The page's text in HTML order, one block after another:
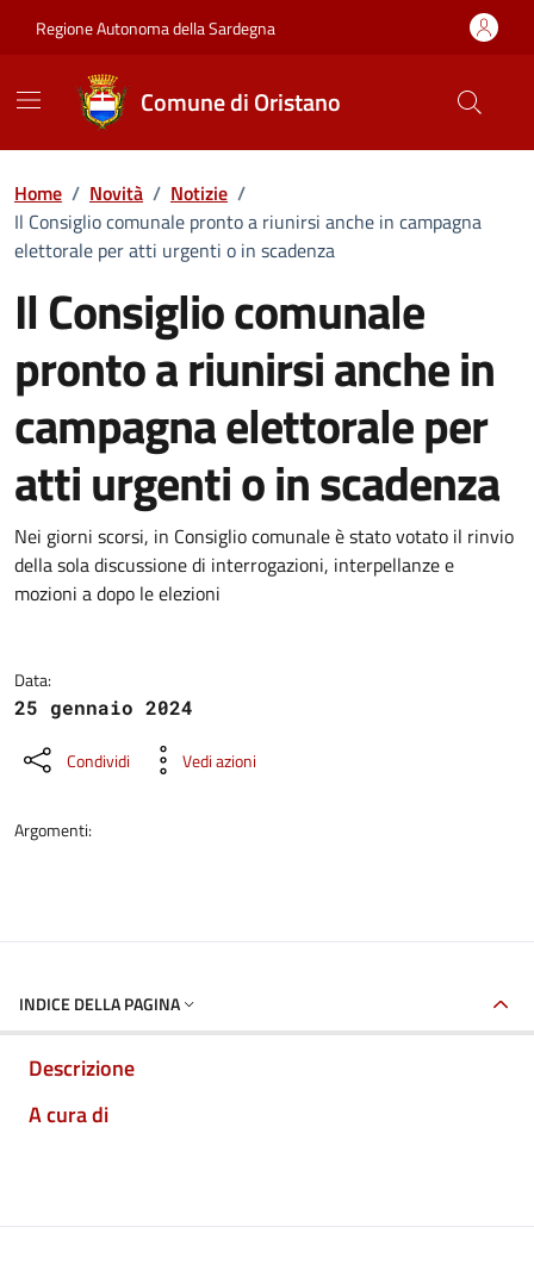
Regione Autonoma della Sardegna
Comune di Oristano
Home / Novità / Notizie /
Il Consiglio comunale pronto a riunirsi anche in campagna
elettorale per atti urgenti o in scadenza
Il Consiglio comunale
pronto a riunirsi anche in
campagna elettorale per
atti urgenti o in scadenza
Dettagli della notizia
Nei giorni scorsi, in Consiglio comunale è stato votato il rinvio
della sola discussione di interrogazioni, interpellanze e
mozioni a dopo le elezioni
Data:
25 gennaio 2024
Condividi Vedi azioni
Argomenti:
INDICE DELLA PAGINA
Descrizione
A cura di